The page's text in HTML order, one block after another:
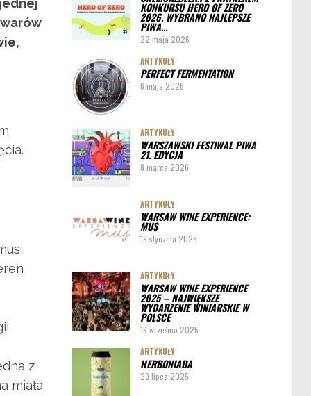
z
miała
ARTYKUŁY
Pędy chmielu – danie ekskluzywne
PORADY
Jak działa instalacja do wyszynku piwa w
barze
KONKURSU HERO OF ZERO
2026. WYBRANO NAJLEPSZE
PIWA…
22 maja 2026
ARTYKUŁY
PERFECT FERMENTATION
6 maja 2026
ARTYKUŁY
WARSZAWSKI FESTIWAL PIWA
21. EDYCJA
8 marca 2026
ARTYKUŁY
WARSAW WINE EXPERIENCE:
MUS
19 stycznia 2026
ARTYKUŁY
WARSAW WINE EXPERIENCE
2025 – NAJWIĘKSZE
WYDARZENIE WINIARSKIE W
POLSCE
19 września 2025
ARTYKUŁY
HERBONIADA
29 lipca 2025